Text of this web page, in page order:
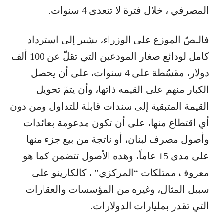
المصرفي ، خلال فترة لا تتعدى 4 سنوات.
فالنصّ الموزع على الوزراء، يشير إلى استرداد
كامل لودائع صغار المودعين التي تقلّ عن 100 ألف
دولار، مقسّطة على 4 سنوات، على أن يحصل
الكبار منهم على القيمة ذاتها، وأن يتمّ تحويل
القيمة المتبقية إلى سندات قابلة للتداول ومن دون
أي اقتطاع منها، على أن تكون مدعومة بعائدات
وأصول مصرف لبنان، أو ناتجة من بيع جزء منها
على مدى 15 عاماً، وهذه الأصول تتضمن كما هو
معروف ممتلكات “المركزي” ، كالكازينو على
سبيل المثال، وغيره من المؤسسات والعقارات
التي تقدر بمليارات الدولارات.